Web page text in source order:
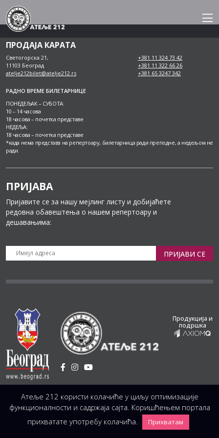
Skip
to
content
ПРОДАЈА КАРАТА
Светогорска 21,
11103 Београд
atelje212bilet@atelje212.rs
+381 11 324 73 42
+381 11 322 66 26
+381 65 3247 342
РАДНО ВРЕМЕ БИЛЕТАРНИЦЕ
ПОНЕДЕЉАК – СУБОТА:
10 – 14 часова
18 часова – почетка представе
НЕДЕЉА:
18 часова – почетка представе
*када нема представа на репертоару, билетарница ради преподне, а недељом не
ради.
ПРИЈАВА
Пријавите се за нашу мејлинг листу и добијаћете
редовна обавештења о нашем репертоару и
дешавањима:
ПРИЈАВИ СЕ
Установа Културе / Светогорска 21, 11103 Београд, Србија
Централа (управа, организација, администрација, рачуноводство, техника)
+381 11 3246 146;
+381 11 3246 147 |office@atelje212.rs
Продукција и
подршка
Сва Права Задржана © 2026 Позориште Атеља 212
Атеље 212 користи колачиће у циљу оптимизације
функционалности и садржаја сајта. Коришћењем портала
прихватате употребу колачића.
Прихватам